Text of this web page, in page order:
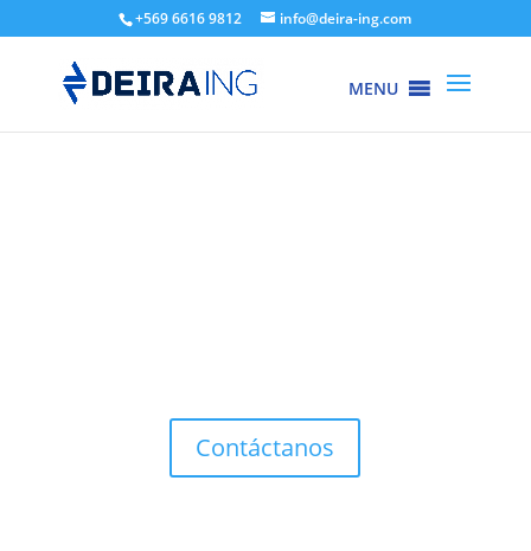
+569 6616 9812 info@deira-ing.com
MENU
Contáctanos